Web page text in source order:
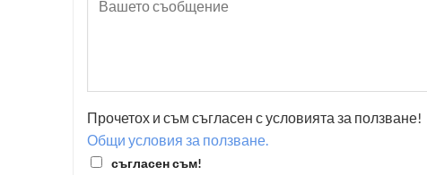
Прочетох и съм съгласен с условията за ползване!
Общи условия за ползване.
съгласен съм!